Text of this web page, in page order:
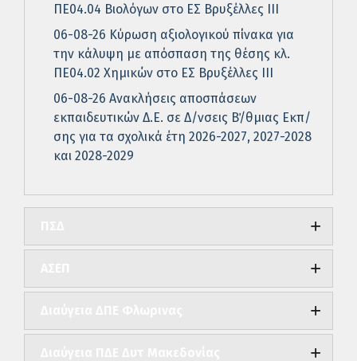
ΠΕ04.04 Βιολόγων στο ΕΣ Βρυξέλλες ΙΙΙ
06-08-26 Κύρωση αξιολογικού πίνακα για
την κάλυψη με απόσπαση της θέσης κλ.
ΠΕ04.02 Χημικών στο ΕΣ Βρυξέλλες ΙΙΙ
06-08-26 Ανακλήσεις αποσπάσεων
εκπαιδευτικών Δ.Ε. σε Δ/νσεις Β΄/θμιας Εκπ/
σης για τα σχολικά έτη 2026-2027, 2027-2028
και 2028-2029